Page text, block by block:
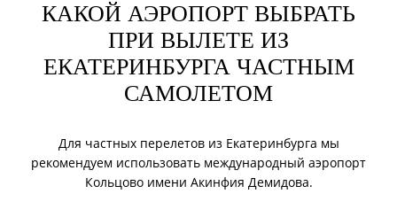
КАКОЙ АЭРОПОРТ ВЫБРАТЬ
ПРИ ВЫЛЕТЕ ИЗ
ЕКАТЕРИНБУРГА ЧАСТНЫМ
САМОЛЕТОМ
Для частных перелетов из Екатеринбурга мы
рекомендуем использовать международный аэропорт
Кольцово имени Акинфия Демидова.